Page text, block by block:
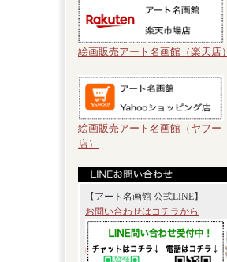
絵画販売アート名画館（楽天店）
絵画販売アート名画館（ヤフー
店）
【アート名画館 公式LINE】
お問い合わせはコチラから